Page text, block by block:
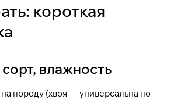
короткая
влажность
породу (хвоя — универсальна по